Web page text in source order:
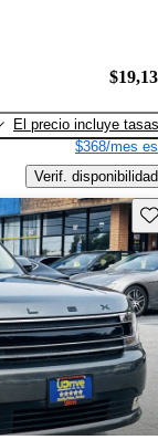
El precio incluye tasas
$368/mes
Verif. disponibilidad